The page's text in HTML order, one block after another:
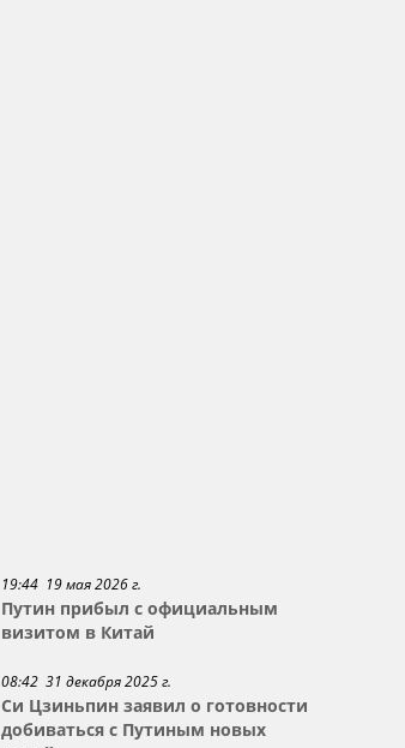
19:44 19 мая 2026 г.
Путин прибыл с официальным
визитом в Китай
08:42 31 декабря 2025 г.
Си Цзиньпин заявил о готовности
добиваться с Путиным новых